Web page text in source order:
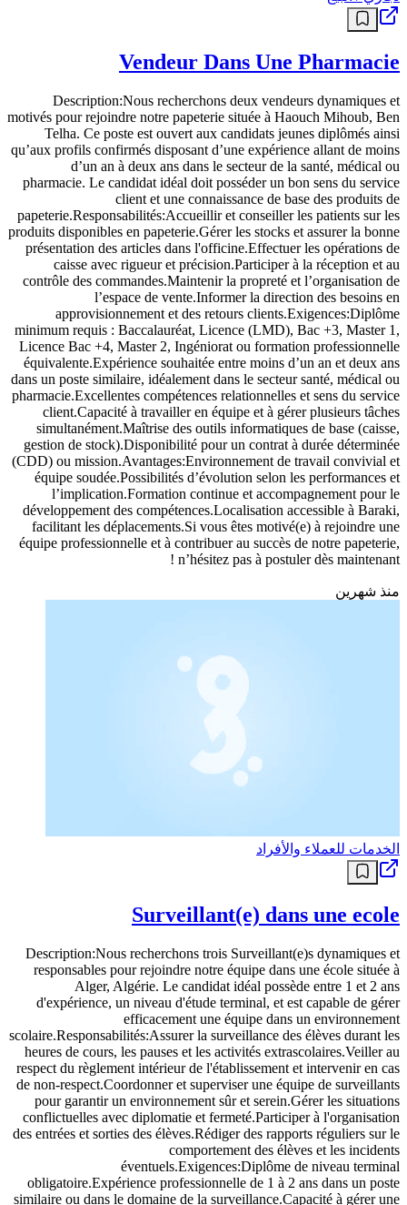
Vendeur Dans Une Pharmacie
Description:Nous recherchons deux vendeurs dynamiques et
motivés pour rejoindre notre papeterie située à Haouch Mihoub, Ben
Telha. Ce poste est ouvert aux candidats jeunes diplômés ainsi
qu’aux profils confirmés disposant d’une expérience allant de moins
d’un an à deux ans dans le secteur de la santé, médical ou
pharmacie. Le candidat idéal doit posséder un bon sens du service
client et une connaissance de base des produits de
papeterie.Responsabilités:Accueillir et conseiller les patients sur les
produits disponibles en papeterie.Gérer les stocks et assurer la bonne
présentation des articles dans l'officine.Effectuer les opérations de
caisse avec rigueur et précision.Participer à la réception et au
contrôle des commandes.Maintenir la propreté et l’organisation de
l’espace de vente.Informer la direction des besoins en
approvisionnement et des retours clients.Exigences:Diplôme
minimum requis : Baccalauréat, Licence (LMD), Bac +3, Master 1,
Licence Bac +4, Master 2, Ingéniorat ou formation professionnelle
équivalente.Expérience souhaitée entre moins d’un an et deux ans
dans un poste similaire, idéalement dans le secteur santé, médical ou
pharmacie.Excellentes compétences relationnelles et sens du service
client.Capacité à travailler en équipe et à gérer plusieurs tâches
simultanément.Maîtrise des outils informatiques de base (caisse,
gestion de stock).Disponibilité pour un contrat à durée déterminée
(CDD) ou mission.Avantages:Environnement de travail convivial et
équipe soudée.Possibilités d’évolution selon les performances et
l’implication.Formation continue et accompagnement pour le
développement des compétences.Localisation accessible à Baraki,
facilitant les déplacements.Si vous êtes motivé(e) à rejoindre une
équipe professionnelle et à contribuer au succès de notre papeterie,
n’hésitez pas à postuler dès maintenant !
منذ شهرين
الخدمات للعملاء والأفراد
Surveillant(e) dans une ecole
Description:Nous recherchons trois Surveillant(e)s dynamiques et
responsables pour rejoindre notre équipe dans une école située à
Alger, Algérie. Le candidat idéal possède entre 1 et 2 ans
d'expérience, un niveau d'étude terminal, et est capable de gérer
efficacement une équipe dans un environnement
scolaire.Responsabilités:Assurer la surveillance des élèves durant les
heures de cours, les pauses et les activités extrascolaires.Veiller au
respect du règlement intérieur de l'établissement et intervenir en cas
de non-respect.Coordonner et superviser une équipe de surveillants
pour garantir un environnement sûr et serein.Gérer les situations
conflictuelles avec diplomatie et fermeté.Participer à l'organisation
des entrées et sorties des élèves.Rédiger des rapports réguliers sur le
comportement des élèves et les incidents
éventuels.Exigences:Diplôme de niveau terminal
obligatoire.Expérience professionnelle de 1 à 2 ans dans un poste
similaire ou dans le domaine de la surveillance.Capacité à gérer une